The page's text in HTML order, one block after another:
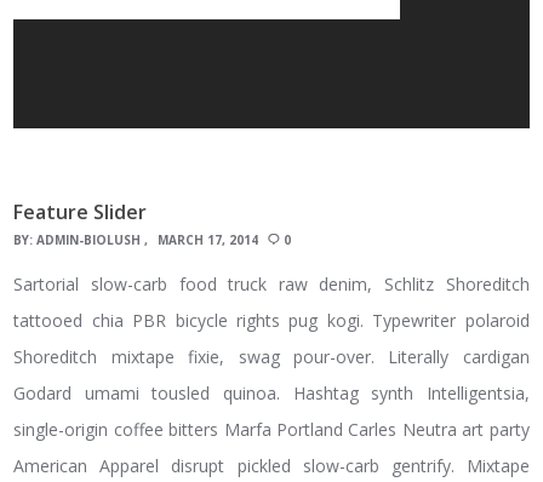
Feature Slider
BY:ADMIN-BIOLUSH MARCH 17, 2014 0
Sartorial slow-carb food truck raw denim, Schlitz Shoreditch
tattooed chia PBR bicycle rights pug kogi. Typewriter polaroid
Shoreditch mixtape fixie, swag pour-over. Literally cardigan
Godard umami tousled quinoa. Hashtag synth Intelligentsia,
single-origin coffee bitters Marfa Portland Carles Neutra art party
American Apparel disrupt pickled slow-carb gentrify. Mixtape